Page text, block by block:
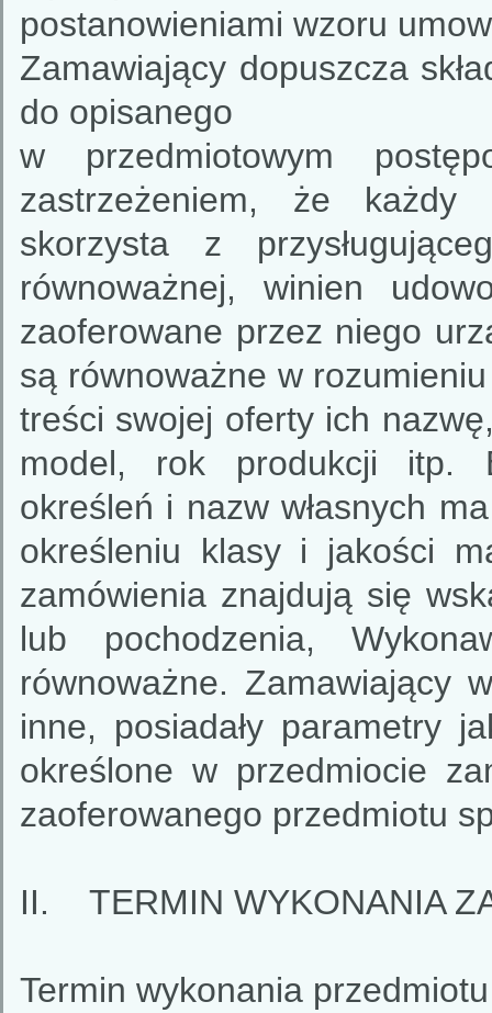
postanowieniami wzoru
Zamawiający dopuszcza
do opisanego
w przedmiotowym
zastrzeżeniem, że każdy
skorzysta z
równoważnej, winien
zaoferowane przez niego
są równoważne w
treści swojej oferty ich
model, rok produkcji itp.
określeń i nazw własnych
określeniu klasy i jakości
zamówienia znajdują się
lub pochodzenia,
równoważne. Zamawiający
inne, posiadały parametry
określone w przedmiocie
zaoferowanego przedmiotu
II. TERMIN WYKONANIA
Termin wykonania